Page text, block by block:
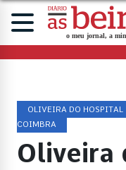
OLIVEIRA DO HOSPITAL
COIMBRA
Oliveira